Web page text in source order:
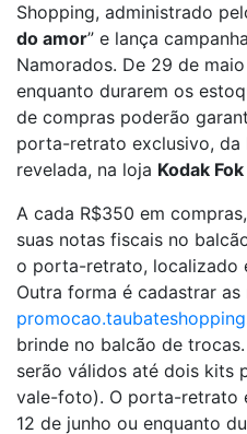
Shopping, administrado
do amor” e lança
Namorados. De 29 de
enquanto durarem os
de compras poderão
porta-retrato exclusivo, da
revelada, na loja Kodak Fok
A cada R$350 em
suas notas fiscais no
o porta-retrato, localizado
Outra forma é cadastrar
brinde no balcão de
serão válidos até dois kits
vale-foto). O porta-retrato
12 de junho ou enquanto